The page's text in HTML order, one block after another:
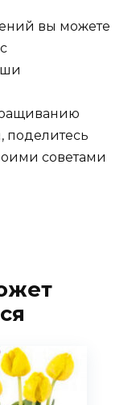
вы можете
поделитесь
советами